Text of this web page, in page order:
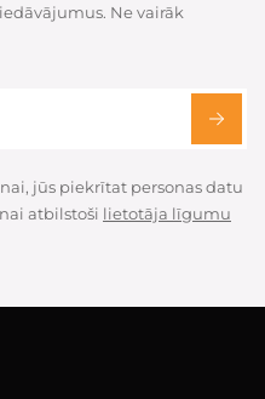
Ne vairāk
jūs piekrītat personas datu
atbilstoši lietotāja līgumu